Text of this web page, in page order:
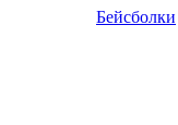
Бейсболки